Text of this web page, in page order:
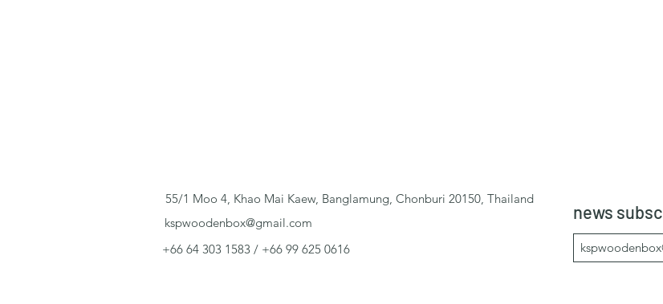
55/1 Moo 4, Khao Mai Kaew, Banglamung, Chonburi 20150, Thailand
kspwoodenbox@gmail.com
+66 64 303 1583 / +66 99 625 0616
news